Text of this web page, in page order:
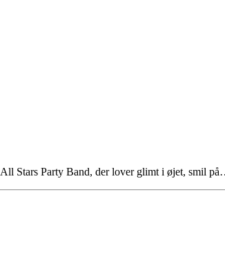
Stars Party Band, der lover glimt i øjet, smil